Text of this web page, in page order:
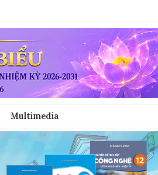
Multimedia